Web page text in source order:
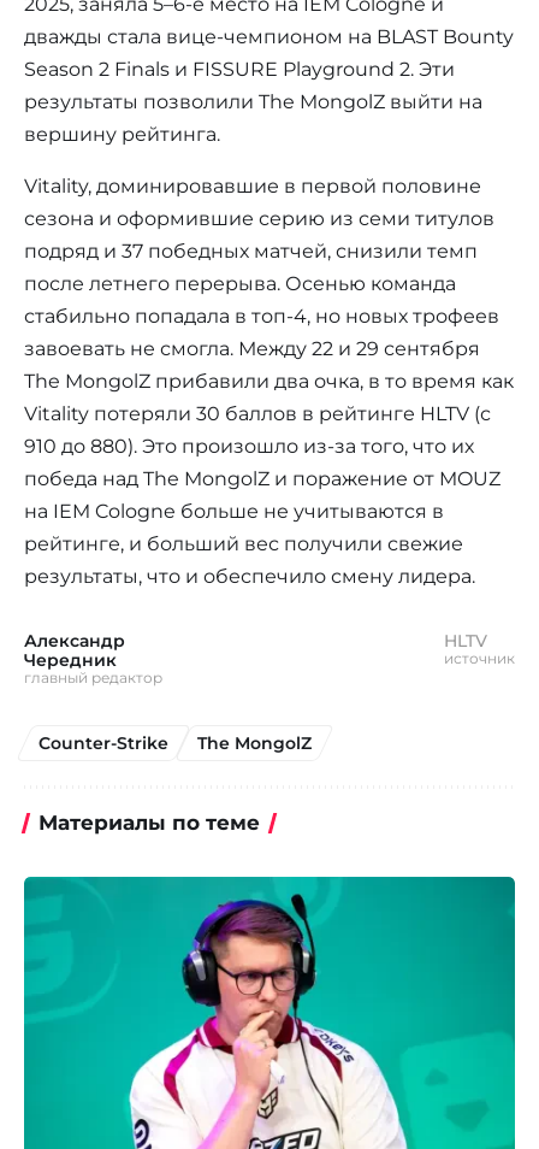
дважды стала вице-чемпионом на BLAST Bounty
Season 2 Finals и FISSURE Playground 2. Эти
результаты позволили The MongolZ выйти на
вершину рейтинга.
Vitality, доминировавшие в первой половине
сезона и оформившие серию из семи титулов
подряд и 37 победных матчей, снизили темп
после летнего перерыва. Осенью команда
стабильно попадала в топ-4, но новых трофеев
завоевать не смогла. Между 22 и 29 сентября
The MongolZ прибавили два очка, в то время как
Vitality потеряли 30 баллов в рейтинге HLTV (с
910 до 880). Это произошло из-за того, что их
победа над The MongolZ и поражение от MOUZ
на IEM Cologne больше не учитываются в
рейтинге, и больший вес получили свежие
результаты, что и обеспечило смену лидера.
Александр
Чередник
главный редактор
HLTV
источник
Counter-Strike The MongolZ
Материалы по теме